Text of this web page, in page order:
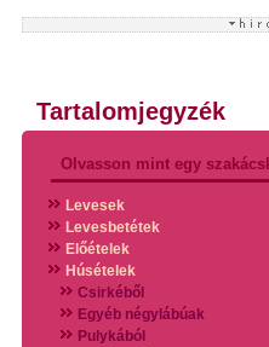
Tartalomjegyzék
Olvasson mint egy
Levesek
Levesbetétek
Előételek
Húsételek
Csirkéből
Egyéb négylábúak
Pulykából